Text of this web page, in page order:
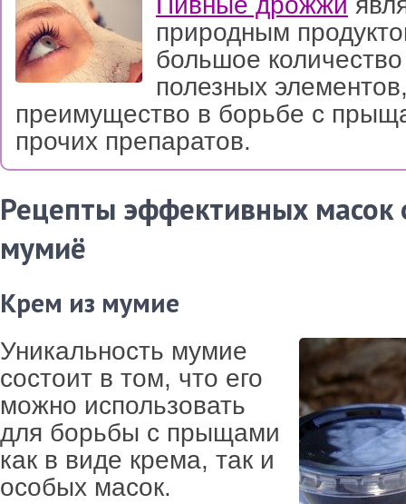
природным
большое
полезных
преимущество в борьбе с
прочих препаратов.
Рецепты эффективных
мумиё
Крем из мумие
Уникальность мумие
состоит в том, что его
можно использовать
для борьбы с прыщами
как в виде крема, так и
особых масок.